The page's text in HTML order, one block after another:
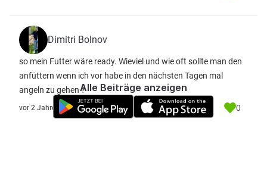
Dimitri Bolnov
so mein Futter wäre ready. Wieviel und wie oft sollte man den
anfüttern wenn ich vor habe in den nächsten Tagen mal
angeln zu gehen ?
vor 2 Jahre 0
Alle Beiträge anzeigen